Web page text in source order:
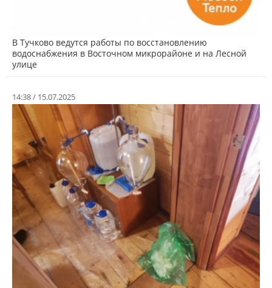
В Тучково ведутся работы по восстановлению
водоснабжения в Восточном микрорайоне и на Лесной
улице
14:38 / 15.07.2025